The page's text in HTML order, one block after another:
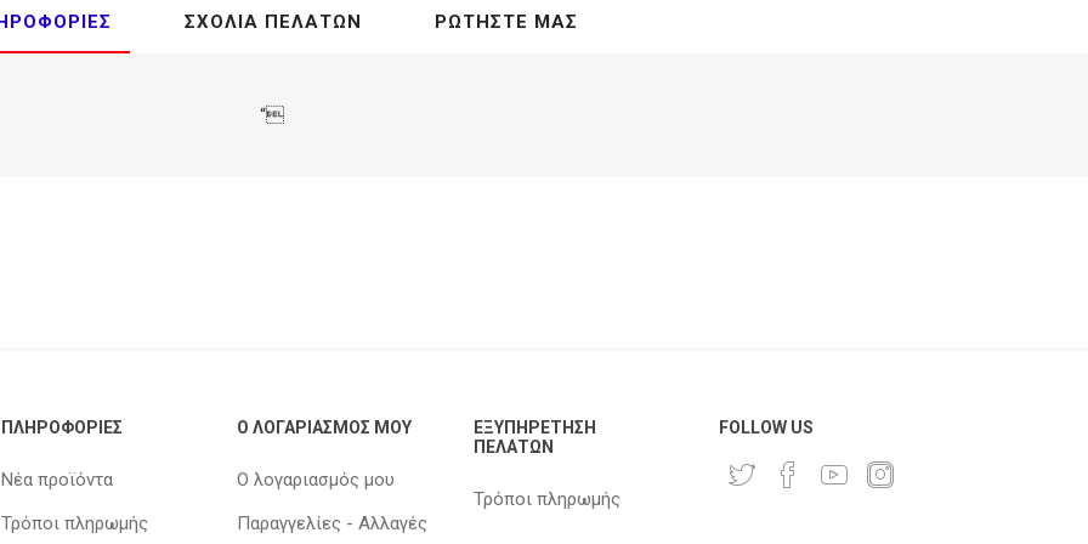
ΣΧΌΛΙΑ ΠΕΛΑΤΏΝ ΡΩΤΉΣΤΕ ΜΑΣ
“
ΠΛΗΡΟΦΟΡΊΕΣ
Νέα προϊόντα
Τρόποι πληρωμής
Ο ΛΟΓΑΡΙΑΣΜΌΣ ΜΟΥ
Ο λογαριασμός μου
Παραγγελίες - Αλλαγές
ΕΞΥΠΗΡΈΤΗΣΗ
ΠΕΛΑΤΏΝ
Τρόποι πληρωμής
FOLLOW US